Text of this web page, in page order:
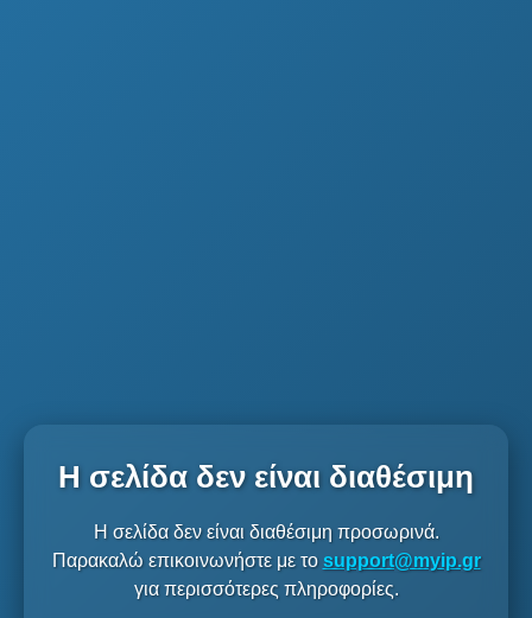
Η σελίδα δεν είναι διαθέσιμη
Η σελίδα δεν είναι διαθέσιμη προσωρινά.
Παρακαλώ επικοινωνήστε με το support@myip.gr
για περισσότερες πληροφορίες.